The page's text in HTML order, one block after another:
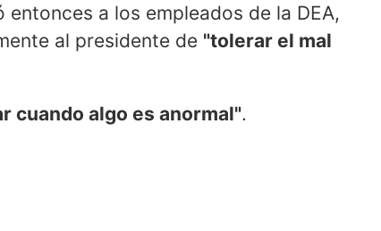
a los empleados de la DEA,
al presidente de "tolerar el mal
cuando algo es anormal".